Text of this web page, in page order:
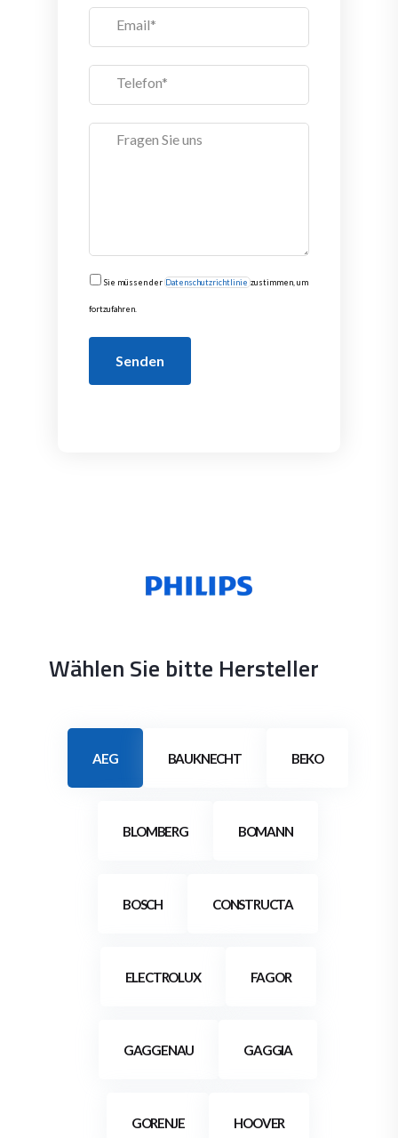
Sie müssen der Datenschutzrichtliniezustimmen, um
fortzufahren.
Senden
Wählen Sie bitte Hersteller
AEG BAUKNECHT BEKO
BLOMBERG BOMANN
BOSCH CONSTRUCTA
ELECTROLUX FAGOR
GAGGENAU GAGGIA
GORENJE HOOVER